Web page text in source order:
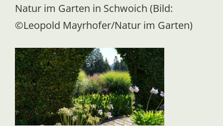
Natur im Garten in Schwoich (Bild:
©Leopold Mayrhofer/Natur im Garten)